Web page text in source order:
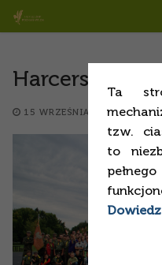
Ta
tzw.
to
pełnego
Przejdź
do
Harcerski
15 WRZEŚNIA 2015